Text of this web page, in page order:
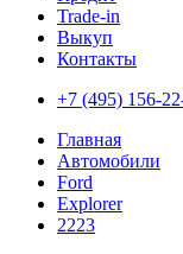
Trade-in
Выкуп
Контакты
+7 (495) 156-
Главная
Автомобили
Ford
Explorer
2223